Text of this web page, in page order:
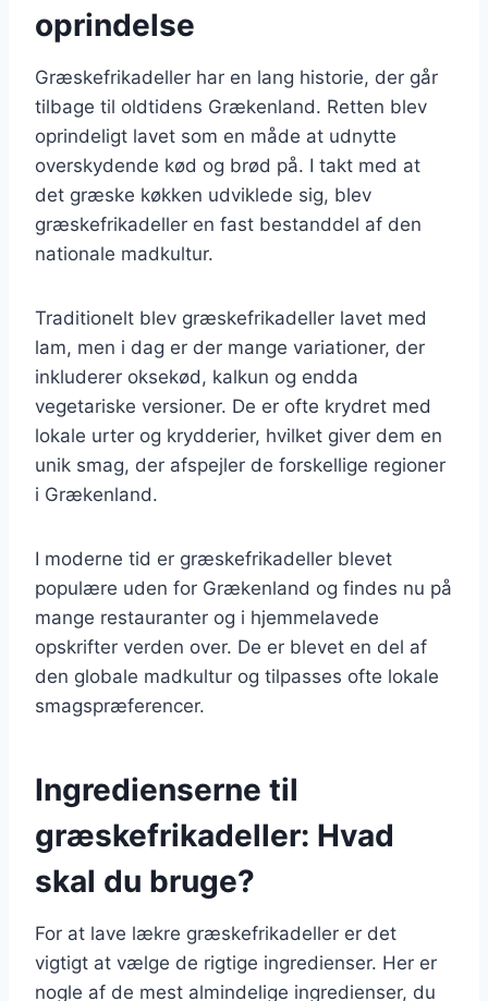
oprindelse
Græskefrikadeller har en lang historie, der går
tilbage til oldtidens Grækenland. Retten blev
oprindeligt lavet som en måde at udnytte
overskydende kød og brød på. I takt med at
det græske køkken udviklede sig, blev
græskefrikadeller en fast bestanddel af den
nationale madkultur.
Traditionelt blev græskefrikadeller lavet med
lam, men i dag er der mange variationer, der
inkluderer oksekød, kalkun og endda
vegetariske versioner. De er ofte krydret med
lokale urter og krydderier, hvilket giver dem en
unik smag, der afspejler de forskellige regioner
i Grækenland.
I moderne tid er græskefrikadeller blevet
populære uden for Grækenland og findes nu på
mange restauranter og i hjemmelavede
opskrifter verden over. De er blevet en del af
den globale madkultur og tilpasses ofte lokale
smagspræferencer.
Ingredienserne til
græskefrikadeller: Hvad
skal du bruge?
For at lave lækre græskefrikadeller er det
vigtigt at vælge de rigtige ingredienser. Her er
nogle af de mest almindelige ingredienser, du